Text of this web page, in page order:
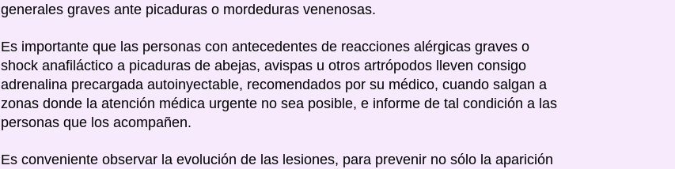
generales graves ante picaduras o mordeduras venenosas.
Es importante que las personas con antecedentes de reacciones alérgicas graves o
shock anafiláctico a picaduras de abejas, avispas u otros artrópodos lleven consigo
adrenalina precargada autoinyectable, recomendados por su médico, cuando salgan a
zonas donde la atención médica urgente no sea posible, e informe de tal condición a las
personas que los acompañen.
Es conveniente observar la evolución de las lesiones, para prevenir no sólo la aparición